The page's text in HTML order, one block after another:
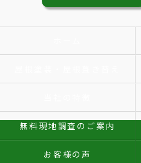
無料現地調査のご案内
お客様の声